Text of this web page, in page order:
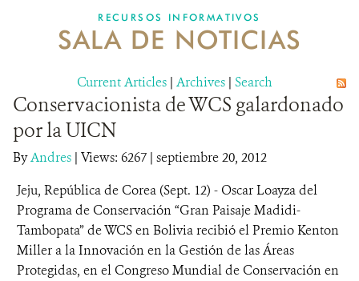
NOSOTROS
DONA
RECURSOS INFORMATIVOS
SALA DE NOTICIAS
Current Articles | Archives | Search
Conservacionista de WCS galardonado
por la UICN
ByAndres | Views: 6267 | septiembre 20, 2012
Jeju, República de Corea (Sept. 12) - Oscar Loayza del
Programa de Conservación “Gran Paisaje Madidi-
Tambopata” de WCS en Bolivia recibió el Premio Kenton
Miller a la Innovación en la Gestión de las Áreas
Protegidas, en el Congreso Mundial de Conservación en